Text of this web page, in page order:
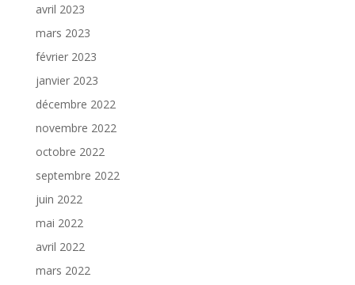
avril 2023
mars 2023
février 2023
janvier 2023
décembre 2022
novembre 2022
octobre 2022
septembre 2022
juin 2022
mai 2022
avril 2022
mars 2022